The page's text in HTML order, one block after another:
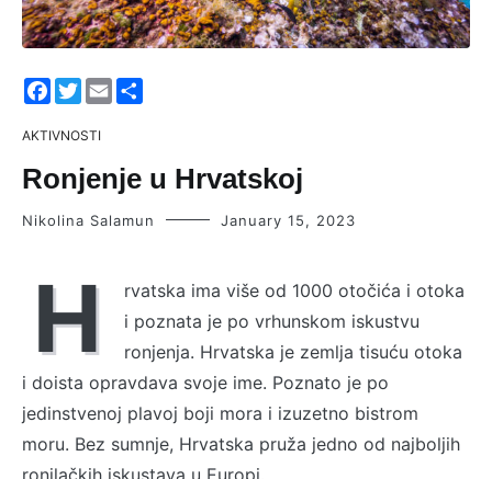
Facebook
Twitter
Email
AKTIVNOSTI
Ronjenje u Hrvatskoj
Nikolina Salamun January 15, 2023
H
rvatska ima više od 1000 otočića i otoka
i poznata je po vrhunskom iskustvu
ronjenja. Hrvatska je zemlja tisuću otoka
i doista opravdava svoje ime. Poznato je po
jedinstvenoj plavoj boji mora i izuzetno bistrom
moru. Bez sumnje, Hrvatska pruža jedno od najboljih
ronilačkih iskustava u Europi.